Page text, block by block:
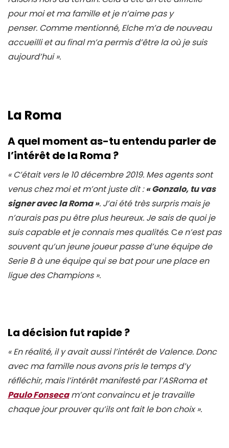
pour moi et ma famille et je n’aime pas y
penser. Comme mentionné, Elche m’a de nouveau
accueilli et au final m’a permis d’être la où je suis
aujourd’hui ».
La Roma
A quel moment as-tuentendu parler de
l’intérêt de la Roma ?
« C’était vers le 10 décembre 2019. Mes agents sont
venus chez moi et m’ont juste dit :« Gonzalo, tu vas
signer avec la Roma ». J’ai été très surpris mais je
n’aurais pas pu être plus heureux. Je sais de quoi je
suis capable et je connais mes qualités. Ce n’est pas
souvent qu’un jeune joueur passe d’une équipe de
Serie B à une équipe qui se bat pour une place en
ligue des Champions ».
La décision fut rapide ?
« En réalité, il y avait aussi l’intérêt de Valence. Donc
avec ma famille nous avons pris le temps d’y
réfléchir, mais l’intérêt manifesté par l’ASRoma et
Paulo Fonsecam’ont convaincu et je travaille
chaque jour prouver qu’ils ont fait le bon choix ».